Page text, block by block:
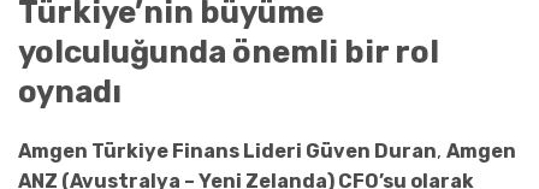
Türkiye’nin büyüme
yolculuğunda önemli bir rol
oynadı
Amgen Türkiye Finans Lideri Güven Duran, Amgen
ANZ (Avustralya – Yeni Zelanda) CFO’su olarak